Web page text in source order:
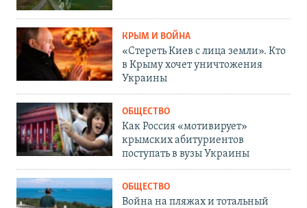
КРЫМ И ВОЙНА
«Стереть Киев с лица земли». Кто
в Крыму хочет уничтожения
Украины
ОБЩЕСТВО
Как Россия «мотивирует»
крымских абитуриентов
поступать в вузы Украины
ОБЩЕСТВО
Война на пляжах и тотальный